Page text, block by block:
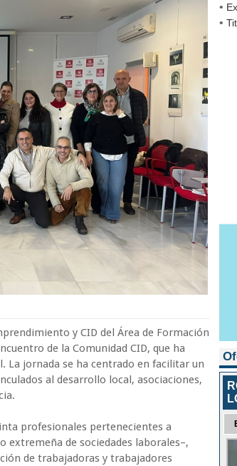
y CID del Área de Formación
de la Comunidad CID, que ha
La jornada se ha centrado en facilitar un
al desarrollo local, asociaciones,
profesionales pertenecientes a
extremeña de sociedades laborales–,
de trabajadoras y trabajadores
•
•